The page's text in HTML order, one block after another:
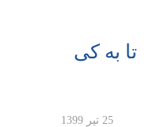
تا به کی
25 تیر 1399